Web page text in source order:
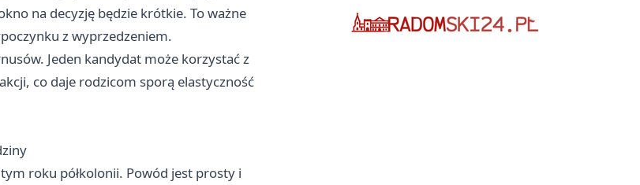
na decyzję będzie krótkie. To ważne
z wyprzedzeniem.
Jeden kandydat może korzystać z
co daje rodzicom sporą elastyczność
roku półkolonii. Powód jest prosty i